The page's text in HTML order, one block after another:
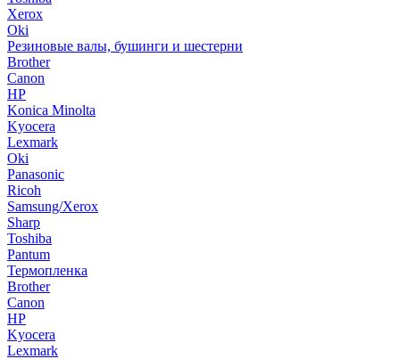
Xerox
Oki
Резиновые валы, бушинги и шестерни
Brother
Canon
HP
Konica Minolta
Kyocera
Lexmark
Oki
Panasonic
Ricoh
Samsung/Xerox
Sharp
Toshiba
Pantum
Термопленка
Brother
Canon
HP
Kyocera
Lexmark